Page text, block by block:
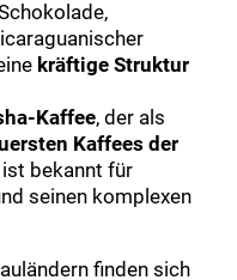
kräftige Struktur
Kaffee, der als
Kaffees der
bekannt für
seinen komplexen
finden sich